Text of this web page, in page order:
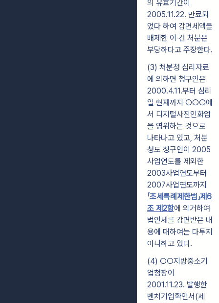
의 유효기간이
2005.11.22. 만료되
었다 하여 감면세액을
배제한 이 건 처분은
부당하다고 주장한다.
(3) 처분청 심리자료
에 의하면 청구인은
2000.4.11.부터 심리
일 현재까지 ○○○에
서 디지털사진인화업
을 영위하는 것으로
나타나고 있고, 처분
청도 청구인이 2005
사업연도를 제외한
2003사업연도부터
2007사업연도까지
「조세특례제한법」제6
조 제2항에 의거하여
법인세를 감면받은 내
용에 대하여는 다투지
아니하고 있다.
(4) ○○지방중소기
업청장이
2001.11.23. 발행한
벤처기업확인서(제